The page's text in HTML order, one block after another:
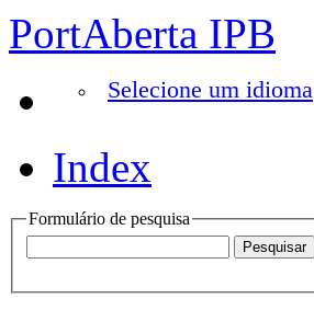
PortAberta IPB
Selecione um idioma
Index
Formulário de pesquisa